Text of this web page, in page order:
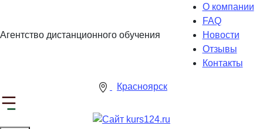
Агентство дистанционного обучения
О компании
FAQ
Новости
Отзывы
Контакты
Красноярск